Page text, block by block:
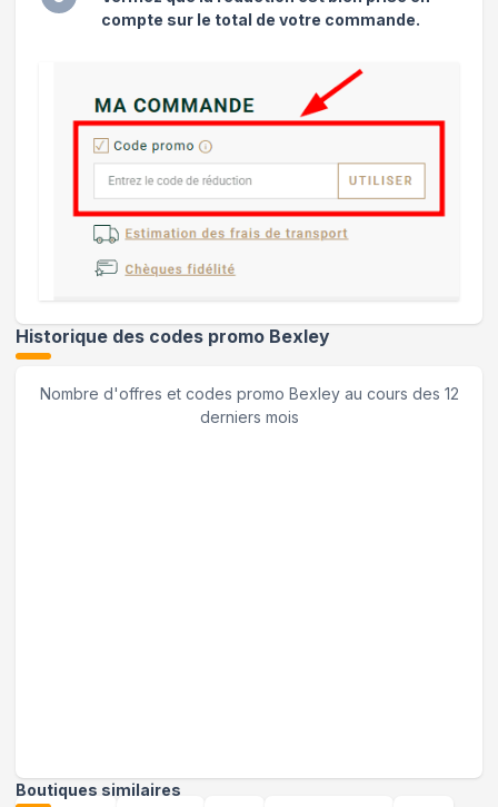
compte sur le total de votre commande.
Historique des codes promo Bexley
Nombre d'offres et codes promo Bexleyau cours des 12
derniers mois
Boutiques similaires